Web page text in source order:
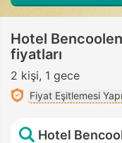
Hotel
fiyatları
2 kişi 1 gece
Fiyat Eşitlemesi
Hotel